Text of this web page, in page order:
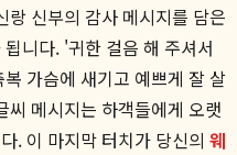
랑 신부의 감사 메시지를 담은
니다. '귀한 걸음 해 주셔서
가슴에 새기고 예쁘게 잘 살
메시지는 하객들에게 오랫
. 이 마지막 터치가 당신의 웨